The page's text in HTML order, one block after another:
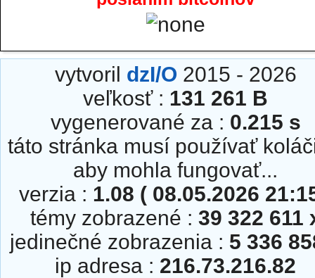
vytvoril dzI/O 2015 - 2026
veľkosť : 131 261 B
vygenerované za : 0.215 s
táto stránka musí používať
aby mohla fungovať...
verzia : 1.08 ( 08.05.2026
témy zobrazené : 39 322 611
jedinečné zobrazenia : 5 336
ip adresa : 216.73.216.82